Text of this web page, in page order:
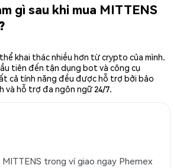
gì sau khi mua MITTENS
khai thác nhiều hơn từ crypto của mình.
tiên đến tận dụng bot và công cụ
cả tính năng đều được hỗ trợ bởi bảo
và hỗ trợ đa ngôn ngữ 24/7.
trong ví giao ngay Phemex